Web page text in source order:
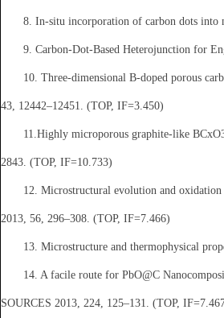
8. In-situ incorporation of carbon dots into
9. Carbon-Dot-Based Heterojunction for
10. Three-dimensional B-doped porous
43, 12442–12451. (TOP, IF=3.450)
11.Highly microporous graphite-like
2843. (TOP, IF=10.733)
12. Microstructural evolution and
2013, 56, 296–308. (TOP, IF=7.466)
13. Microstructure and thermophysical
14. A facile route for PbO@C
SOURCES 2013, 224, 125–131. (TOP,